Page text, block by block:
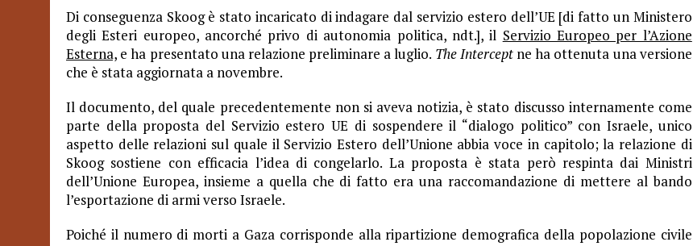
Di conseguenza Skoog è stato incaricato di indagare dal servizio estero dell’UE [di fatto un Ministero
degli Esteri europeo, ancorché privo di autonomia politica, ndt.], il Servizio Europeo per l’Azione
Esterna, e ha presentato una relazione preliminare a luglio. The Interceptne ha ottenuta una versione
che è stata aggiornata a novembre.
Il documento, del quale precedentemente non si aveva notizia, è stato discusso internamente come
parte della proposta del Servizio estero UE di sospendere il “dialogo politico” con Israele, unico
aspetto delle relazioni sul quale il Servizio Estero dell’Unione abbia voce in capitolo; la relazione di
Skoog sostiene con efficacia l’idea di congelarlo. La proposta è stata però respinta dai Ministri
dell’Unione Europea, insieme a quella che di fatto era una raccomandazione di mettere al bando
l’esportazione di armi verso Israele.
Poiché il numero di morti a Gaza corrisponde alla ripartizione demografica della popolazione civile